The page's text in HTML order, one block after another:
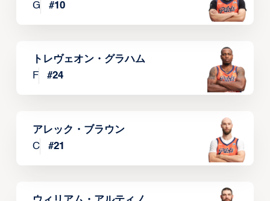
G
#10
トレヴェオン・グラハム
F
#24
アレック・ブラウン
C
#21